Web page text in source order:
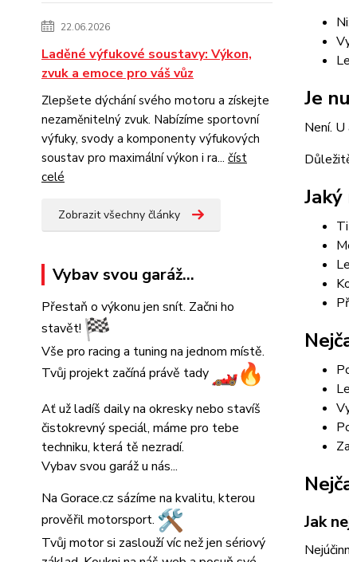
22.06.2026
Laděné výfukové soustavy: Výkon,
zvuk a emoce pro váš vůz
Zlepšete dýchání svého motoru a získejte
nezaměnitelný zvuk. Nabízíme sportovní
výfuky, svody a komponenty výfukových
soustav pro maximální výkon i ra... číst
celé
Zobrazit všechny články
Vybav svou garáž...
Přestaň o výkonu jen snít. Začni ho
stavět!
Vše pro racing a tuning na jednom místě.
Tvůj projekt začíná právě tady
Ať už ladíš daily na okresky nebo stavíš
čistokrevný speciál, máme pro tebe
techniku, která tě nezradí.
Vybav svou garáž u nás...
Na Gorace.cz sázíme na kvalitu, kterou
prověřil motorsport.
Tvůj motor si zaslouží víc než jen sériový
Je
Není.
Jak